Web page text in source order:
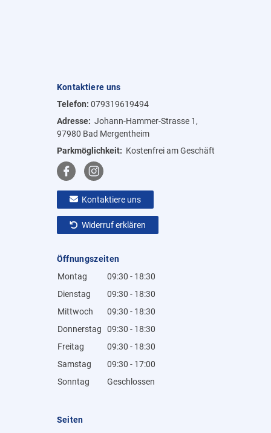
Kontaktiere uns
Telefon: 079319619494
Adresse: Johann-Hammer-Strasse 1,
97980 Bad Mergentheim
Parkmöglichkeit: Kostenfrei am Geschäft
Kontaktiere uns
Widerruf erklären
Öffnungszeiten
Montag
09:30 - 18:30
Dienstag
09:30 - 18:30
Mittwoch
09:30 - 18:30
Donnerstag
09:30 - 18:30
Freitag
09:30 - 18:30
Samstag
09:30 - 17:00
Sonntag
Geschlossen
Seiten